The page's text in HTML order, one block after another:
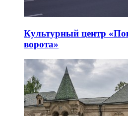
Культурный центр
ворота»